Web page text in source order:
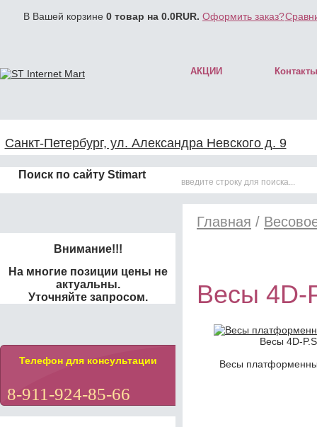
В Вашей корзине 0 товар на 0.0RUR. Оформить заказ?
АКЦИИ Контакты
Санкт-Петербург, ул. Александра Невского д. 9
Поиск по сайту Stimart
Внимание!!!
На многие позиции цены не
актуальны.
Уточняйте запросом.
Телефон для консультации
8-911-924-85-66
Главная /
Весы 4D-
Весы 4D-
Весы